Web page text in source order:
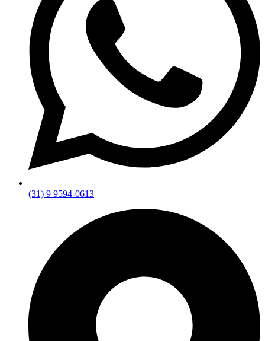
(31) 9 9594-0613